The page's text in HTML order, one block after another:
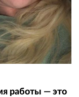
работы — это